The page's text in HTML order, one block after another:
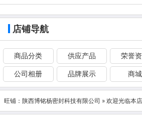
店铺导航
商品分类 供应产品 荣誉
公司相册 品牌展示 商城
旺铺： 陕西博铭杨密封科技有限公司 » 欢迎光临本店